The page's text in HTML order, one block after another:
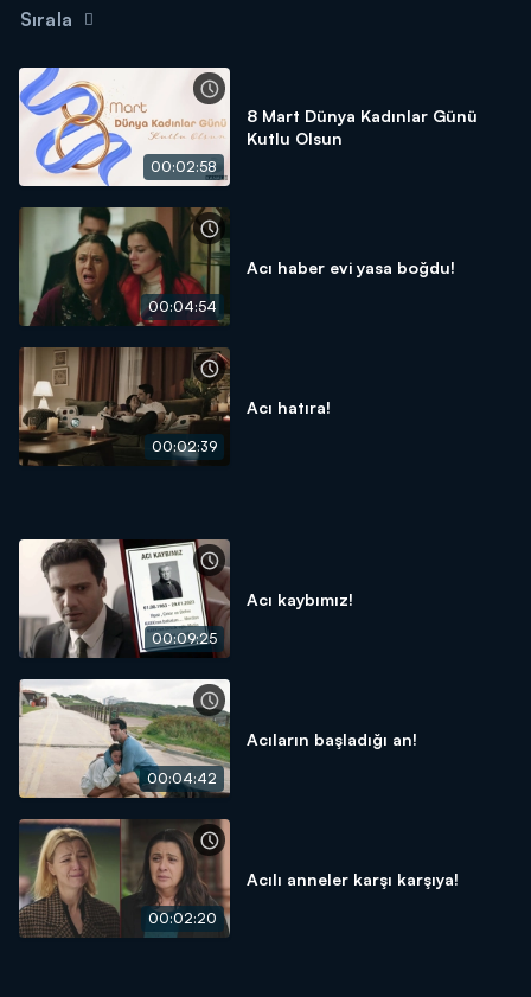
Sırala
00:02:58
8 Mart Dünya Kadınlar Günü
Kutlu Olsun
00:04:54
Acı haber evi yasa boğdu!
00:02:39
Acı hatıra!
00:09:25
Acı kaybımız!
00:04:42
Acıların başladığı an!
00:02:20
Acılı anneler karşı karşıya!